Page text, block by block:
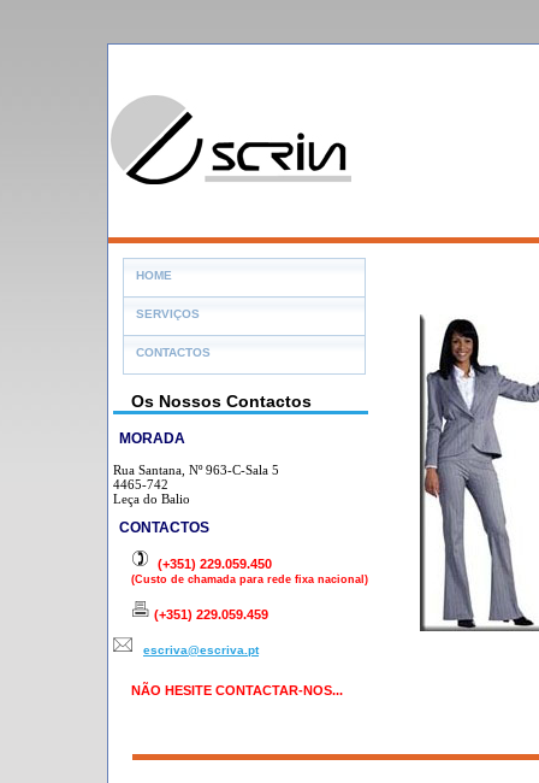
HOME
SERVIÇOS
CONTACTOS
Os Nossos Contactos
MORADA
Rua Santana, Nº 963-C-Sala 5
4465-742
Leça do Balio
CONTACTOS
(+351) 229.059.450
(Custo de chamada para rede fixa nacional)
(+351) 229.059.459
escriva@escriva.pt
NÃO HESITE CONTACTAR-NOS...